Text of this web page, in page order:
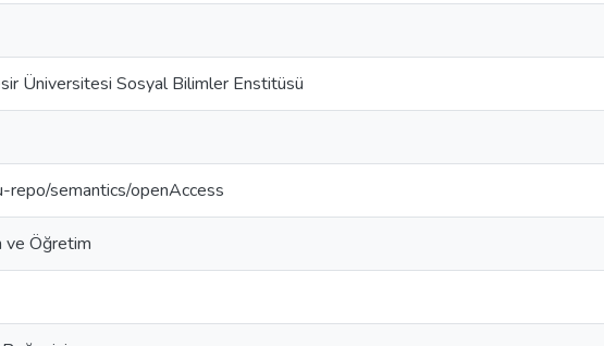
Üniversitesi Sosyal Bilimler Enstitüsü
repo/semantics/openAccess
ve Öğretim